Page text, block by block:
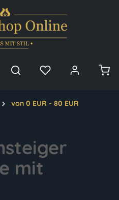
von 0 EUR - 80 EUR
mit